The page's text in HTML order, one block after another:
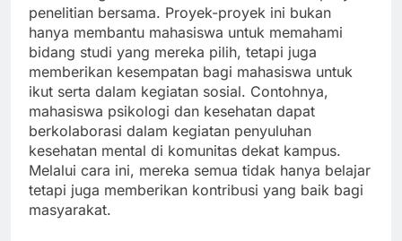
penelitian bersama. Proyek-proyek ini bukan
hanya membantu mahasiswa untuk memahami
bidang studi yang mereka pilih, tetapi juga
memberikan kesempatan bagi mahasiswa untuk
ikut serta dalam kegiatan sosial. Contohnya,
mahasiswa psikologi dan kesehatan dapat
berkolaborasi dalam kegiatan penyuluhan
kesehatan mental di komunitas dekat kampus.
Melalui cara ini, mereka semua tidak hanya belajar
tetapi juga memberikan kontribusi yang baik bagi
masyarakat.